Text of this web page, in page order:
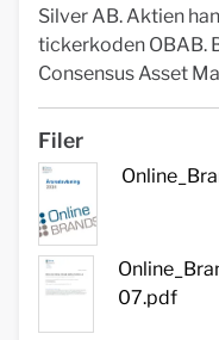
Silver AB. Aktien
tickerkoden OBAB.
Consensus Asset
Filer
07.pdf